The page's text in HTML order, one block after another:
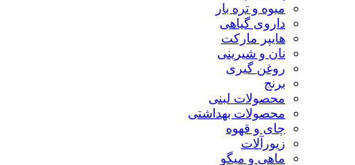
میوه و تره بار
داروی گیاهی
هایپر مارکت
نان و شیرینی
روغن گیری
برنج
محصولات لبنی
محصولات بهداشتی
چای و قهوه
زیورآلات
ماهی و میگو